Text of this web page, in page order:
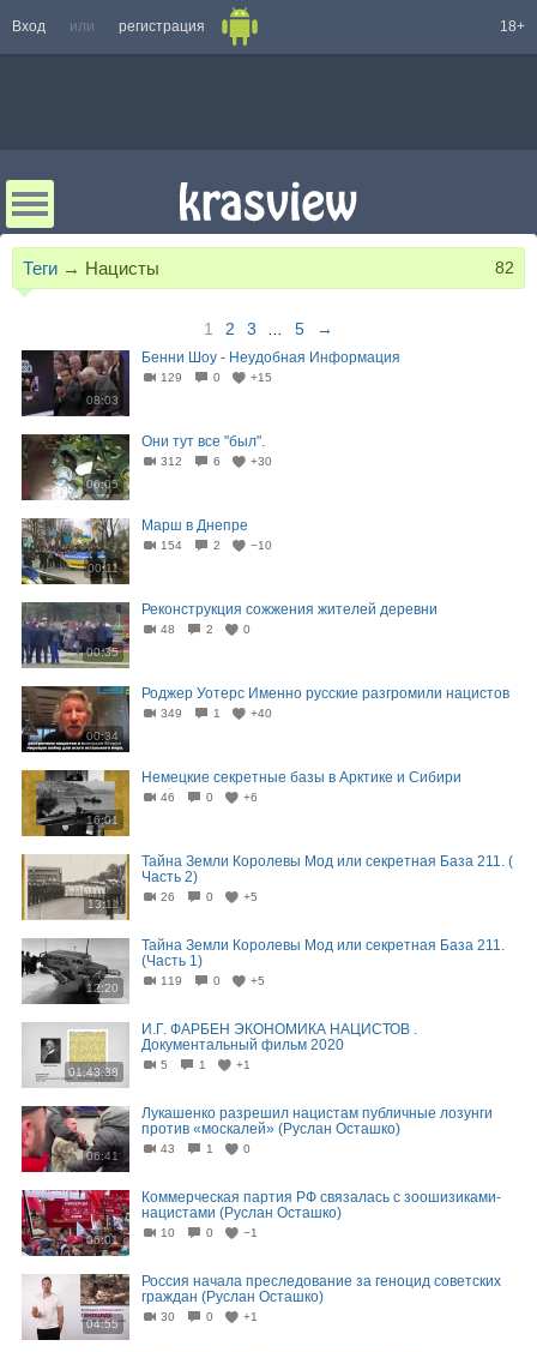
Вход или регистрация 18+
Теги → Нацисты 82
1 2 3 5 →
08:03
Бенни Шоу - Неудобная Информация
129 0 +15
06:05
Они тут все "был".
312 6 +30
00:11
Марш в Днепре
154 2 −10
00:35
Реконструкция сожжения жителей деревни
48 2 0
00:34
Роджер Уотерс Именно русские разгромили нацистов
349 1 +40
16:01
Немецкие секретные базы в Арктике и Сибири
46 0 +6
13:11
Тайна Земли Королевы Мод или секретная База 211. (
Часть 2)
26 0 +5
12:20
Тайна Земли Королевы Мод или секретная База 211.
(Часть 1)
119 0 +5
01:43:38
И.Г. ФАРБЕН ЭКОНОМИКА НАЦИСТОВ .
Документальный фильм 2020
5 1 +1
06:41
Лукашенко разрешил нацистам публичные лозунги
против «москалей» (Руслан Осташко)
43 1 0
06:01
Коммерческая партия РФ связалась с зоошизиками-
нацистами (Руслан Осташко)
10 0 −1
04:55
Россия начала преследование за геноцид советских
граждан (Руслан Осташко)
30 0 +1